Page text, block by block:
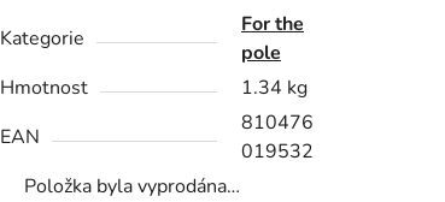
Kategorie
For the
pole
Hmotnost
1.34 kg
EAN
810476
019532
Položka byla vyprodána…